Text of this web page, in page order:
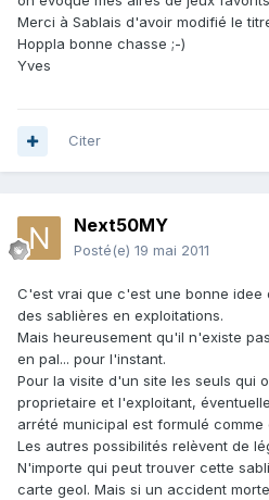
Merci à Sablais d'avoir modifié le
Hoppla bonne chasse ;-)
Yves
Citer
Next50MY
Posté(e) 19 mai 2011
C'est vrai que c'est une bonne idee
des sablières en exploitations.
Mais heureusement qu'il n'existe
en pal... pour l'instant.
Pour la visite d'un site les seuls qui
proprietaire et l'exploitant,
arrété municipal est formulé
Les autres possibilités relèvent de
N'importe qui peut trouver cette
carte geol. Mais si un accident